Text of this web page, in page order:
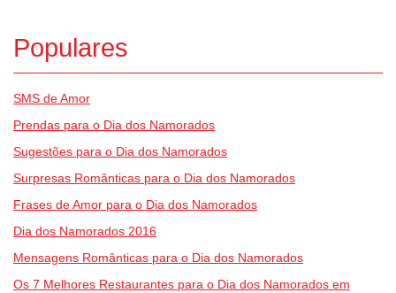
Populares
SMS de Amor
Prendas para o Dia dos Namorados
Sugestões para o Dia dos Namorados
Surpresas Românticas para o Dia dos Namorados
Frases de Amor para o Dia dos Namorados
Dia dos Namorados 2016
Mensagens Românticas para o Dia dos Namorados
Os 7 Melhores Restaurantes para o Dia dos Namorados em